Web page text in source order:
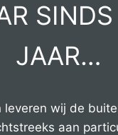
JAAR…
leveren wij de
aan